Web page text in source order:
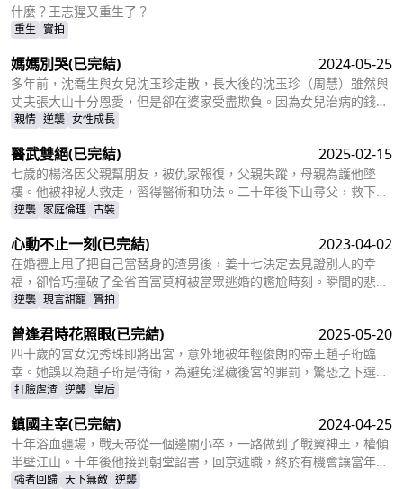
上用全國狀元的滿分成績，橫掃父母和三位哥哥嘲笑和不屑。
什麼？王志猩又重生了？
重生 實拍
媽媽別哭(已完結) 2024-05-25
多年前，沈喬生與女兒沈玉珍走散，長大後的沈玉珍（周慧）雖然與
丈夫張大山十分恩愛，但是卻在婆家受盡欺負。因為女兒治病的錢被
婆婆搶走，丈夫為了賺快錢意外“死亡”，周慧肚子裏的二胎也因為婆
女兒，卻不想自己的婆婆和小叔子一家正在謀算着將丈夫的高額撫卹
金據為己有，而此時的沈喬生也匆匆趕到......
親情 逆襲 女性成長
醫武雙絕(已完結) 2025-02-15
七歲的楊洛因父親幫朋友，被仇家報復，父親失蹤，母親為護他墜
樓。他被神秘人救走，習得醫術和功法。二十年後下山尋父，救下被
跟蹤的蘇輕眉和她小姨，又因柳家女兒當日結婚退了婚約，被蘇輕眉
蹤與裴家有關，裴家背靠京都五大豪門。為找父親，他提升實力，婚
後與蘇輕眉一同前往京都。
逆襲 家庭倫理 古裝
心動不止一刻(已完結) 2023-04-02
在婚禮上甩了把自己當替身的渣男後，姜十七決定去見證別人的幸
福，卻恰巧撞破了全省首富莫柯被當眾逃婚的尷尬時刻。瞬間的悲憤
交加，讓姜十七鼓起勇氣見義勇為，上台演着戲嫁給了莫柯。但姜十
現，不僅搗亂了莫柯的計劃，還讓她闖進了莫柯的心裏。事後，莫柯
購買了姜十七所在的公司，成了空降的老闆，開始了自己的茫茫追妻
之旅……
逆襲 現言甜寵 實拍
曾逢君時花照眼(已完結) 2025-05-20
四十歲的宮女沈秀珠即將出宮，意外地被年輕俊朗的帝王趙子珩臨
幸。她誤以為趙子珩是侍衞，為避免淫穢後宮的罪罰，驚恐之下選擇
了逃離。六年後，沈秀珠攜龍鳳胎現身宮廷百子宴，卻被親族羞辱和
貴，成為人人敬仰的皇后，狠狠打了那些人的臉！
打臉虐渣 逆襲 皇后
鎮國主宰(已完結) 2024-04-25
十年浴血疆場，戰天帝從一個邊關小卒，一路做到了戰翼神王，權傾
半壁江山。十年後他接到朝堂詔書，回京述職，終於有機會讓當年害
自己母親的仇人為之付出代價
強者回歸 天下無敵 逆襲